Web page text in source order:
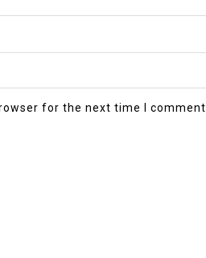
for the next time I comment.